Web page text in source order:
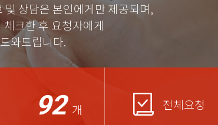
상담은 본인에게만 제공되며,
크한 후 요청자에게
와드립니다.
92 개 전체요청